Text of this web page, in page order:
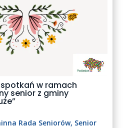
w ramach
senior z gminy
Rada Seniorów, Senior